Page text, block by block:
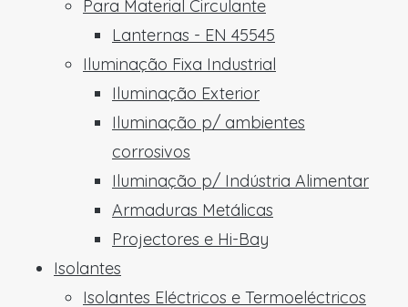
Para Material Circulante
Lanternas - EN 45545
Iluminação Fixa Industrial
Iluminação Exterior
Iluminação p/ ambientes
corrosivos
Iluminação p/ Indústria Alimentar
Armaduras Metálicas
Projectores e Hi-Bay
Isolantes
Isolantes Eléctricos e Termoeléctricos